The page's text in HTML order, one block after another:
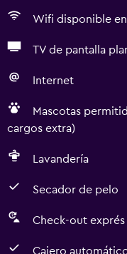
Wifi disponible
TV de pantalla
Internet
Mascotas
cargos extra)
Lavandería
Secador de pelo
Check-out exprés
Cajero